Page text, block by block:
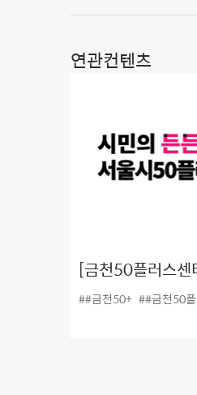
연관컨텐츠
[금천50플러스센
좌 4탄! #사군자_
##금천50+ ##금천50